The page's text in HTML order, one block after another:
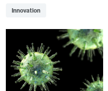
Innovation